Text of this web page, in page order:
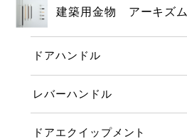
建築用金物 アーキズム
ドアハンドル
レバーハンドル
ドアエクイップメント